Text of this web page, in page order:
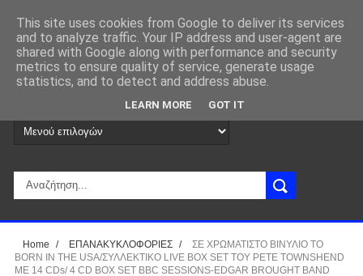
Home / ΕΠΑΝΑΚΥΚΛΟΦΟΡΙΕΣ /
ΣΕ ΧΡΩΜΑΤΙΣΤΟ ΒΙΝΥΛΙΟ ΤΟ
BORN IN THE USA/ΣΥΛΛΕΚΤΙΚΟ LIVE BOX SET ΤΟΥ PETE TOWNSHEND
ΜΕ 14 CDs/ 4 CD BOX SET BBC SESSIONS-EDGAR BROUGHT BAND
This site uses cookies from Google to deliver its services
and to analyze traffic. Your IP address and user-agent are
shared with Google along with performance and security
metrics to ensure quality of service, generate usage
statistics, and to detect and address abuse.
LEARN MORE GOT IT